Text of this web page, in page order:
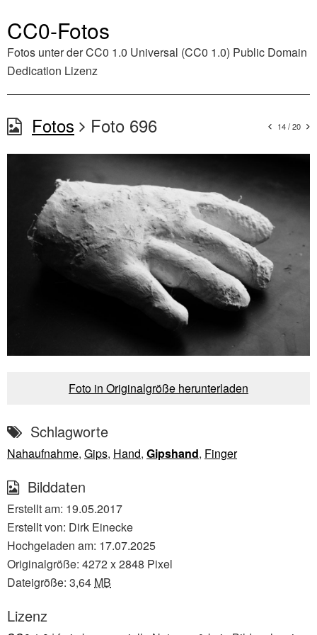
CC0-Fotos
Fotos unter derCC0 1.0 Universal (CC0 1.0) Public Domain
Dedication Lizenz
Fotos Foto 696 14 / 20
Foto in Originalgröße herunterladen
Schlagworte
Nahaufnahme, Gips, Hand, Gipshand, Finger
Bilddaten
Erstellt am: 19.05.2017
Erstellt von: Dirk Einecke
Hochgeladen am: 17.07.2025
Originalgröße: 4272x2848 Pixel
Dateigröße: 3,64 MB
Lizenz